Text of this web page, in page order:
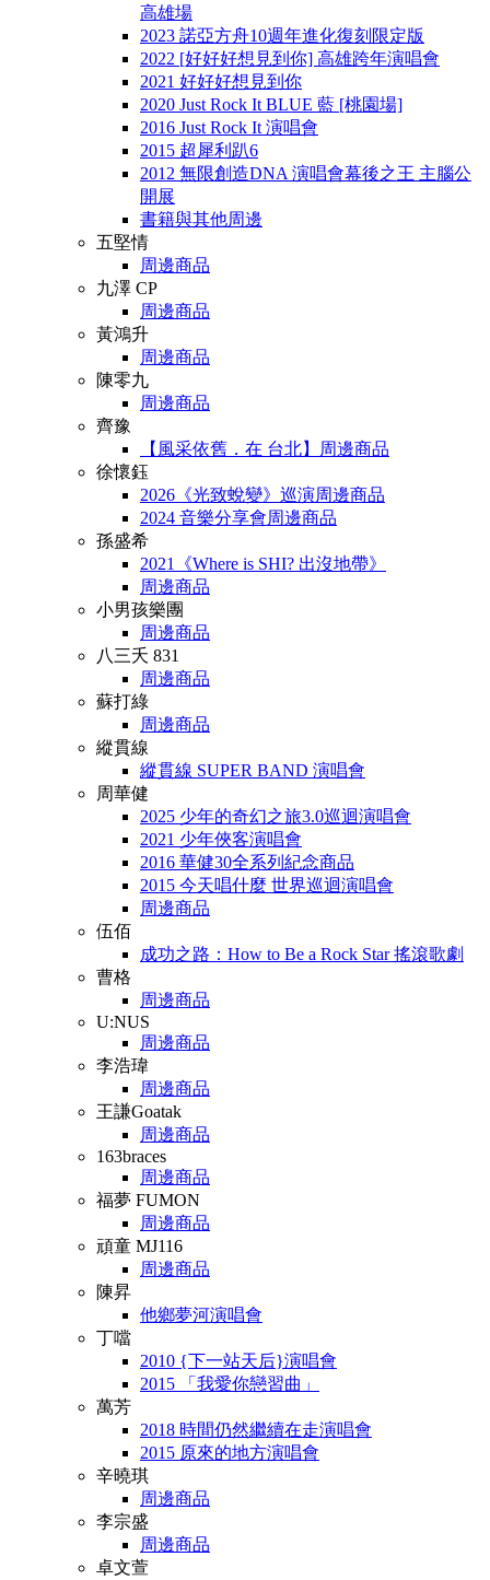
高雄場
2023 諾亞方舟10週年進化復刻限定版
2022 [好好好想見到你] 高雄跨年演唱會
2021 好好好想見到你
2020 Just Rock It BLUE 藍 [桃園場]
2016 Just Rock It 演唱會
2015 超犀利趴6
2012 無限創造DNA 演唱會幕後之王 主腦公
開展
書籍與其他周邊
五堅情
周邊商品
九澤 CP
周邊商品
黃鴻升
周邊商品
陳零九
周邊商品
齊豫
【風采依舊．在 台北】周邊商品
徐懷鈺
2026《光致蛻變》巡演周邊商品
2024 音樂分享會周邊商品
孫盛希
2021《Where is SHI? 出沒地帶》
周邊商品
小男孩樂團
周邊商品
八三夭 831
周邊商品
蘇打綠
周邊商品
縱貫線
縱貫線 SUPER BAND 演唱會
周華健
2025 少年的奇幻之旅3.0巡迴演唱會
2021 少年俠客演唱會
2016 華健30全系列紀念商品
2015 今天唱什麼 世界巡迴演唱會
周邊商品
伍佰
成功之路：How to Be a Rock Star 搖滾歌劇
曹格
周邊商品
U:NUS
周邊商品
李浩瑋
周邊商品
王謙Goatak
周邊商品
163braces
周邊商品
福夢 FUMON
周邊商品
頑童 MJ116
周邊商品
陳昇
他鄉夢河演唱會
丁噹
2010 {下一站天后}演唱會
2015 「我愛你戀習曲」
萬芳
2018 時間仍然繼續在走演唱會
2015 原來的地方演唱會
辛曉琪
周邊商品
李宗盛
周邊商品
卓文萱